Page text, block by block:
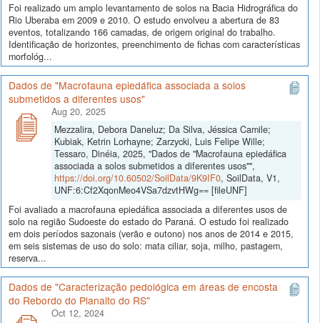
Foi realizado um amplo levantamento de solos na Bacia Hidrográfica do
Rio Uberaba em 2009 e 2010. O estudo envolveu a abertura de 83
eventos, totalizando 166 camadas, de origem original do trabalho.
Identificação de horizontes, preenchimento de fichas com características
morfológ...
Dados de "Macrofauna epiedáfica associada a solos
submetidos a diferentes usos"
Aug 20, 2025
Mezzalira, Debora Daneluz; Da Silva, Jéssica Camile;
Kubiak, Ketrin Lorhayne; Zarzycki, Luis Felipe Wille;
Tessaro, Dinéia, 2025, "Dados de "Macrofauna epiedáfica
associada a solos submetidos a diferentes usos"",
https://doi.org/10.60502/SoilData/9K9IF0, SoilData, V1,
UNF:6:Cf2XqonMeo4VSa7dzvtHWg== [fileUNF]
Foi avaliado a macrofauna epiedáfica associada a diferentes usos de
solo na região Sudoeste do estado do Paraná. O estudo foi realizado
em dois períodos sazonais (verão e outono) nos anos de 2014 e 2015,
em seis sistemas de uso do solo: mata ciliar, soja, milho, pastagem,
reserva...
Dados de "Caracterização pedológica em áreas de encosta
do Rebordo do Planalto do RS"
Oct 12, 2024